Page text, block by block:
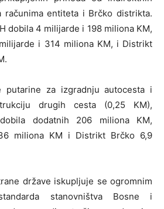
računima entiteta i Brčko distrikta.
dobila 4 milijarde i 198 miliona KM,
i 314 miliona KM, i Distrikt
putarine za izgradnju autocesta i
drugih cesta (0,25 KM),
dodatnih 206 miliona KM,
miliona KM i Distrikt Brčko 6,9
države iskupljuje se ogromnim
stanovništva Bosne i